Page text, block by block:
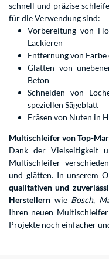
schnell und präzise
für die Verwendung sind:
Vorbereitung von
Lackieren
Entfernung von
Glätten von
Beton
Schneiden von
speziellen Sägeblatt
Fräsen von Nuten in
Multischleifer von Top-
Dank der Vielseitigkeit
Multischleifer
und glätten. In unserem
qualitativen und
Herstellern wie Bosch,
Ihren neuen
Projekte noch einfacher